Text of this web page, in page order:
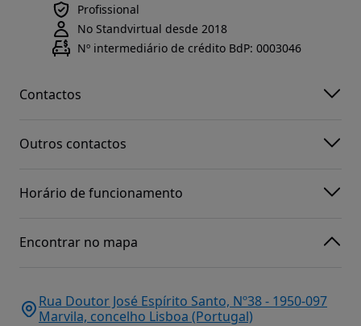
Profissional
No Standvirtual desde 2018
Nº intermediário de crédito BdP: 0003046
Contactos
Outros contactos
Horário de funcionamento
Encontrar no mapa
Rua Doutor José Espírito Santo, Nº38 - 1950-097
Marvila, concelho Lisboa (Portugal)